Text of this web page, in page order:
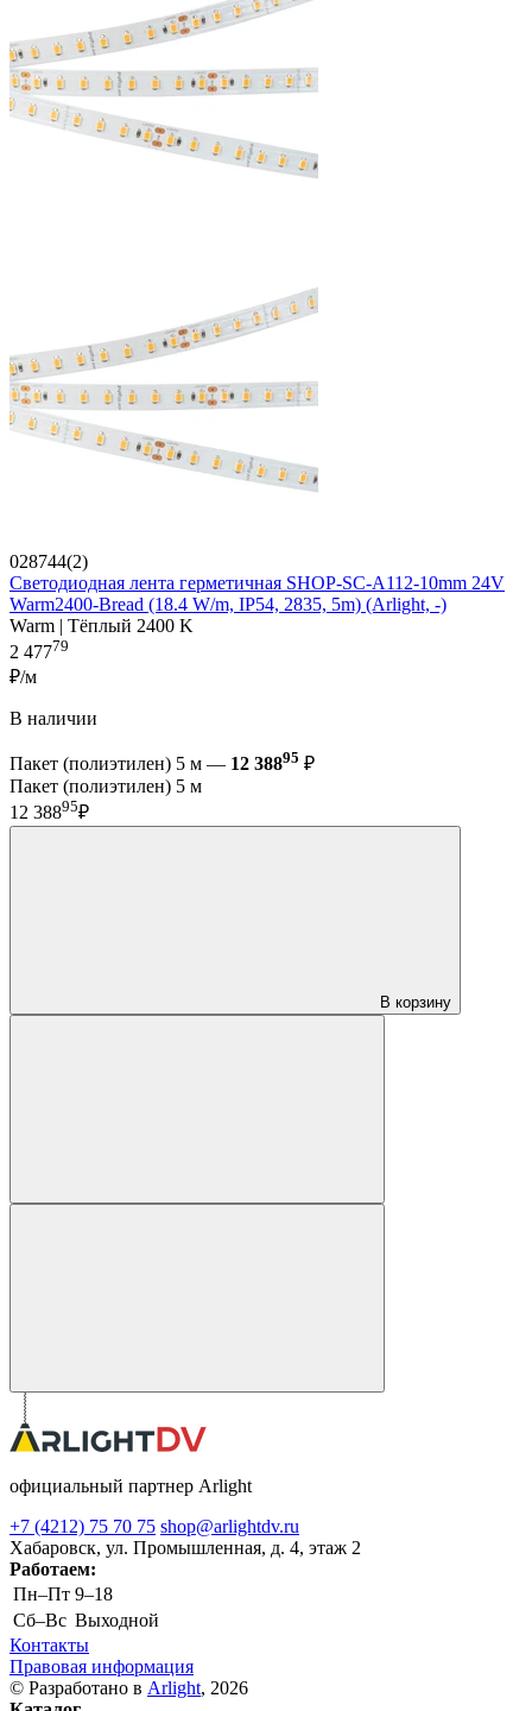
028744(2)
Светодиодная лента герметичная SHOP-SC-A112-10mm 24V
Warm2400-Bread (18.4 W/m, IP54, 2835, 5m) (Arlight, -)
Warm | Тёплый 2400 K
2 47779
₽/м
В наличии
Пакет (полиэтилен) 5 м — 12 38895 ₽
Пакет (полиэтилен) 5 м
12 38895₽
В корзину
официальный партнер Arlight
+7 (4212) 75 70 75 shop@arlightdv.ru
Хабаровск, ул. Промышленная, д. 4, этаж 2
Работаем:
Пн–Пт 9–18
Cб–Вс Выходной
Контакты
Правовая информация
© Разработано в Arlight, 2026